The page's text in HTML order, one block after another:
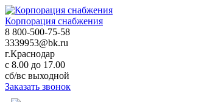
Корпорация снабжения
8 800-500-75-58
3339953@bk.ru
г.Краснодар
с 8.00 до 17.00
сб/вс выходной
Заказать звонок